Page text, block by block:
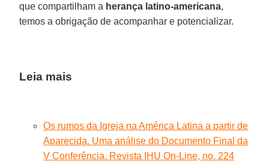
que compartilham a herança latino-americana,
temos a obrigação de acompanhar e potencializar.
Leia mais
Os rumos da Igreja na América Latina a partir de
Aparecida. Uma análise do Documento Final da
V Conferência. Revista IHU On-Line, no. 224